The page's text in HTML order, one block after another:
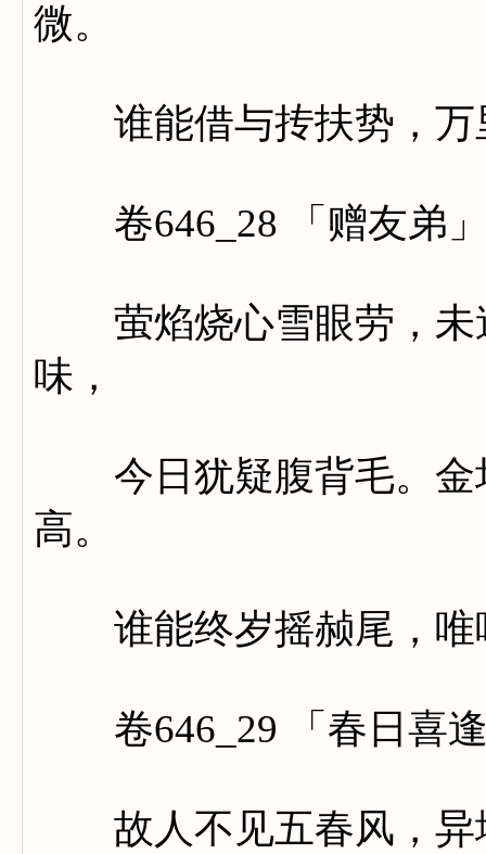
微。
谁能借与抟扶势，万
卷646_28 「赠友弟
萤焰烧心雪眼劳，未
味，
今日犹疑腹背毛。金
高。
谁能终岁摇赪尾，唯
卷646_29 「春日喜逢
故人不见五春风，异